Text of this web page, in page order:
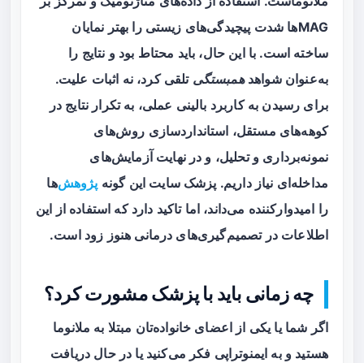
MAGها شدت پیچیدگی‌های زیستی را بهتر نمایان
ساخته است. با این حال، باید محتاط بود و نتایج را
به‌عنوان شواهدهمبستگی تلقی کرد، نه اثبات علیت.
برای رسیدن به کاربرد بالینی عملی، به تکرار نتایج در
کوهه‌های مستقل، استانداردسازی روش‌های
نمونه‌برداری و تحلیل، و در نهایت آزمایش‌های
مداخله‌ای نیاز داریم. پزشک سایت این گونه پژوهش‌ها
را امیدوارکننده می‌داند، اما تاکید دارد که استفاده از این
اطلاعات در تصمیم‌گیری‌های درمانی هنوز زود است.
چه زمانی باید با پزشک مشورت کرد؟
اگر شما یا یکی از اعضای خانواده‌تان مبتلا به ملانوما
هستید و به ایمنوتراپی فکر می‌کنید یا در حال دریافت